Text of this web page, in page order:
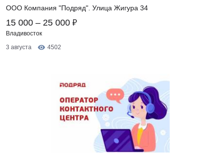
ООО Компания "Подряд". Улица Жигура 34
15 000 – 25 000 ₽
Владивосток
3 августа
4502